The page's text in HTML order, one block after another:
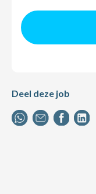
Deel deze job